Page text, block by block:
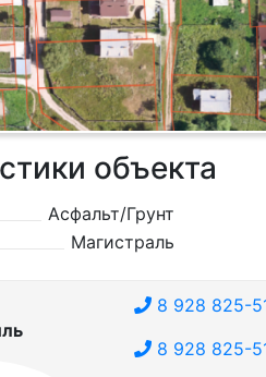
объекта
Асфальт/Грунт
Магистраль
8 928 825-
8 928 825-